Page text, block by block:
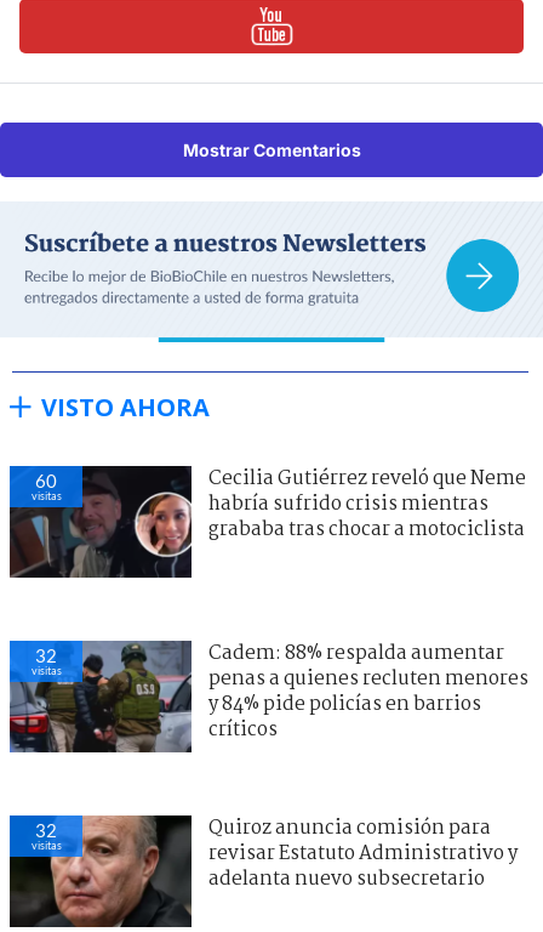
Mostrar Comentarios
VISTO AHORA
60
visitas
Cecilia Gutiérrez reveló que Neme
habría sufrido crisis mientras
grababa tras chocar a motociclista
32
visitas
Cadem: 88% respalda aumentar
penas a quienes recluten menores
y 84% pide policías en barrios
críticos
32
visitas
Quiroz anuncia comisión para
revisar Estatuto Administrativo y
adelanta nuevo subsecretario